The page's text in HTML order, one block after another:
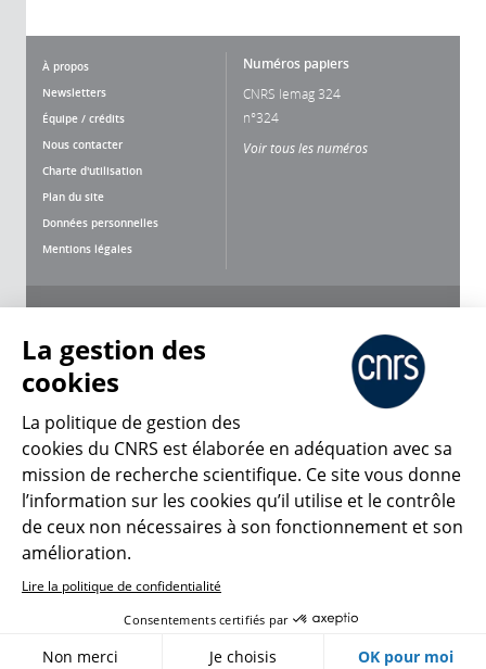
À propos
Newsletters
Équipe / crédits
Nous contacter
Charte d'utilisation
Plan du site
Données personnelles
Mentions légales
Numéros papiers
CNRS lemag 324
n°324
Voir tous les numéros
CNRS Le Mag
© 2026, CNRS
Créer un compte Se connecter
Gestion des cookies
La gestion des
cookies
La politique de gestion des
cookies du CNRS est élaborée en adéquation avec sa
mission de recherche scientifique. Ce site vous donne
l’information sur les cookies qu’il utilise et le contrôle
de ceux non nécessaires à son fonctionnement et son
amélioration.
Lire la politique de confidentialité
Consentements certifiés par
Non merci Je choisis OK pour moi